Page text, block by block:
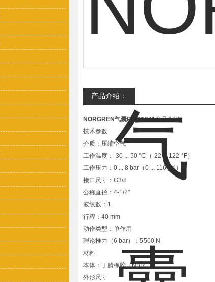
产品介绍：
NORGREN气囊PM/31041产品介绍
技术参数
介质：压缩空气
工作温度：-30 ... 50 °C（-22 ... 122 °F）
工作压力：0 ... 8 bar（0 ... 116 psi）
接口尺寸：G3/8
公称直径：4-1/2"
波纹数：1
行程：40 mm
动作类型：单作用
理论推力（6 bar）：5500 N
材料
本体：丁腈橡胶（NBR）
外形尺寸